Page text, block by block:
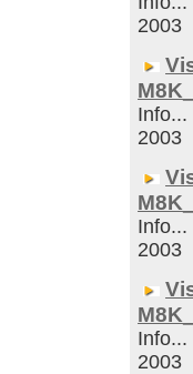
2003
Info...
2003
Info...
2003
Info...
2003